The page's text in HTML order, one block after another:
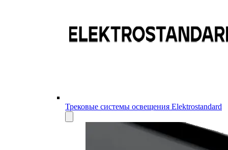
Трековые системы освещения Elektrostandard